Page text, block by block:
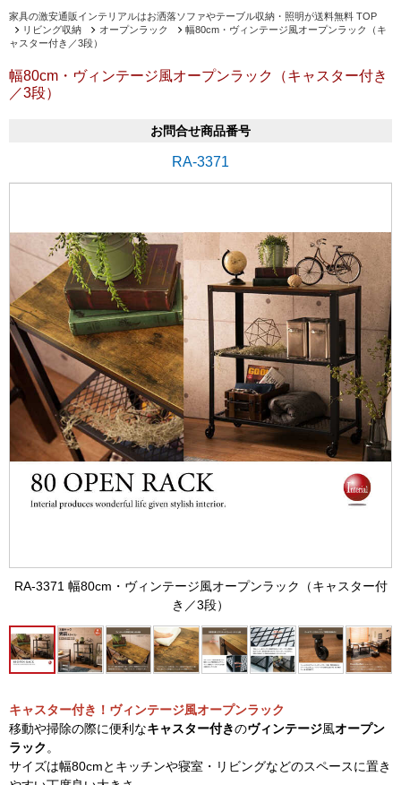
家具の激安通販インテリアルはお洒落ソファやテーブル収納・照明が送料無料 TOP
リビング収納
オープンラック
幅80cm・ヴィンテージ風オープンラック（キ
ャスター付き／3段）
幅80cm・ヴィンテージ風オープンラック（キャスター付き
／3段）
お問合せ商品番号
RA-3371
RA-3371 幅80cm・ヴィンテージ風オープンラック（キャスター付
き／3段）
キャスター付き！ヴィンテージ風オープンラック
移動や掃除の際に便利なキャスター付きのヴィンテージ風オープン
ラック 。
サイズは幅80cmとキッチンや寝室・リビングなどのスペースに置き